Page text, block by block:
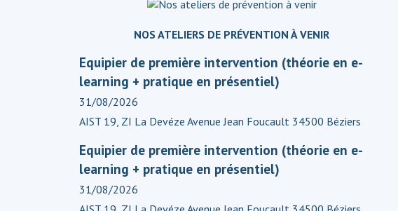
NOS ATELIERS DE PRÉVENTION À VENIR
Equipier de première intervention (théorie en e-
learning + pratique en présentiel)
31/08/2026
AIST 19, ZI La Devéze Avenue Jean Foucault 34500 Béziers
Equipier de première intervention (théorie en e-
learning + pratique en présentiel)
31/08/2026